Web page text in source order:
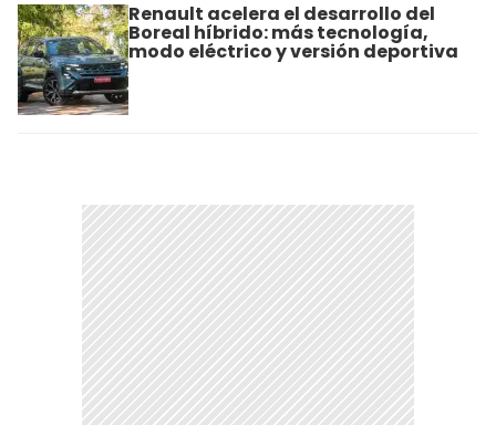
Renault acelera el desarrollo del
Boreal híbrido: más tecnología,
modo eléctrico y versión deportiva